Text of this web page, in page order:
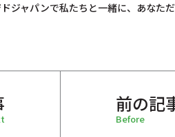
ジャパンで私たちと一緒に、あなた
前の記
Before